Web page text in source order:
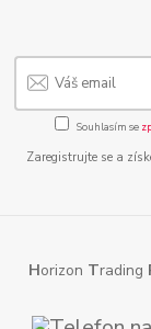
Souhlasím se
Zaregistrujte se a
Horizon Trading